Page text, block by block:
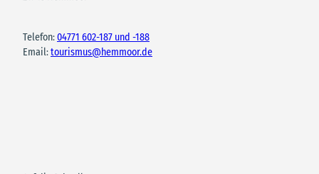
Telefon:04771 602-187 und -188
Email:tourismus@hemmoor.de